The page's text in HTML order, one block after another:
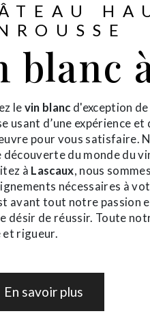
blanc
levin blanc d'exception de
usant d’une expérience
pour vous satisfaire.
du monde du
à Lascaux, nous
nécessaires à
avant tout notre passion
désir de réussir. Toute
rigueur.
En savoir plus